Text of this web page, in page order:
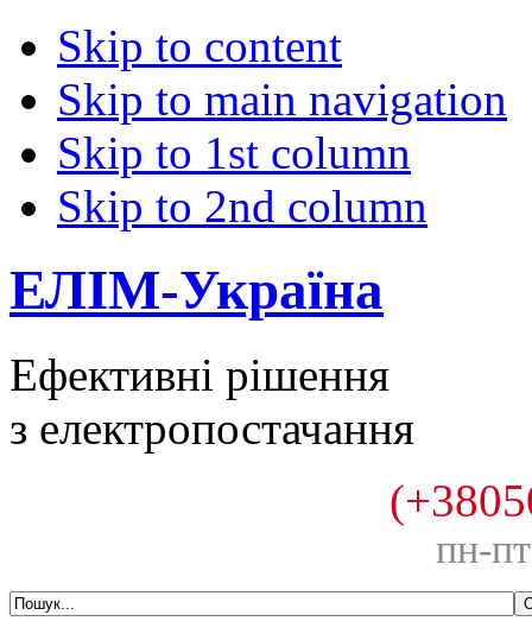
Skip to content
Skip to main navigation
Skip to 1st column
Skip to 2nd column
ЕЛІМ-Україна
Ефективні рішення
з електропостачання
пн-